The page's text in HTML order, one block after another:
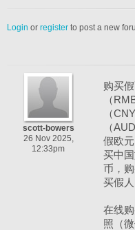
Login or register to post a new
scott-bowers
26 Nov 2025,
12:33pm
购买
（
（
（
假欧
买中
币，
买假
在线
照（